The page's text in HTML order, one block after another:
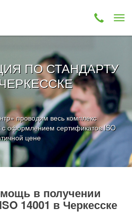
ПО СТАНДАРТУ
проводим весь комплекс
оформлением сертификатов ISO
цене
в получении
14001 в Черкесске